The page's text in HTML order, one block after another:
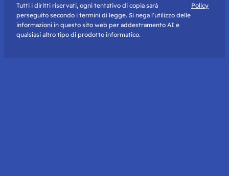
Tutti i diritti riservati, ogni tentativo di copia sarà
perseguito secondo i termini di legge. Si nega l’utilizzo delle
informazioni in questo sito web per addestramento AI e
qualsiasi altro tipo di prodotto informatico.
Policy